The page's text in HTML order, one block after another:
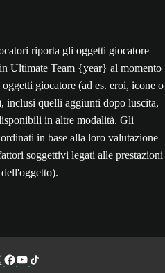
riporta gli oggetti giocatore
Ultimate Team {year} al momento
giocatore (ad es. eroi, icone o
inclusi quelli aggiunti dopo luscita,
in altre modalità. Gli
in base alla loro valutazione
soggettivi legati alle prestazioni